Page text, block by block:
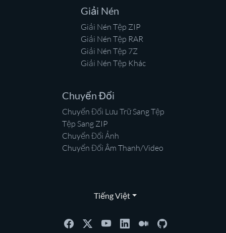
Giải Nén
Giải Nén Tệp ZIP
Giải Nén Tệp RAR
Giải Nén Tệp 7Z
Giải Nén Tệp Khác
Chuyển Đổi
Chuyển Đổi Lưu Trữ Sang Tệp
Tệp Sang ZIP
Chuyển Đổi Ảnh
Chuyển Đổi Âm Thanh/Video
Tiếng Việt